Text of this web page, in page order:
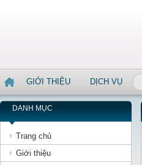
GIỚI THIỆU DỊCH VỤ
DANH MỤC
Trang chủ
Giới thiệu